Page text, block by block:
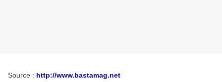
Source : http://www.bastamag.net